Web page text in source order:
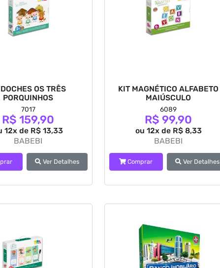
OS TRÊS
PORQUINHOS
7017
R$ 159,90
12x de R$ 13,33
BABEBI
Ver Detalhes
KIT MAGNÉTICO ALFABETO
MAIÚSCULO
6089
R$ 99,90
ou 12x de R$ 8,33
BABEBI
Comprar Ver Detalhes